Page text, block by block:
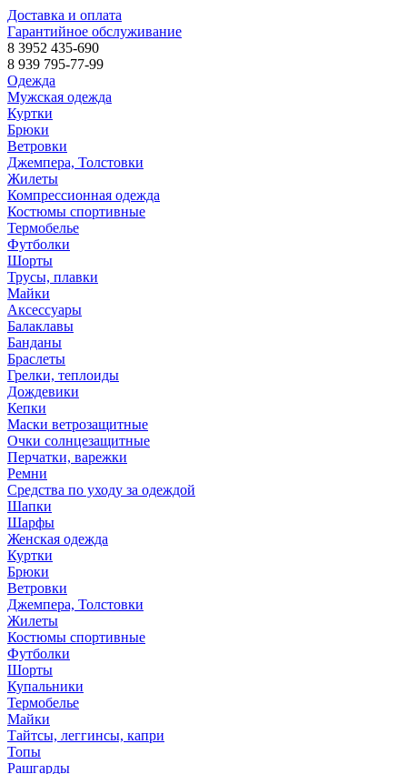
Доставка и оплата
Гарантийное обслуживание
8 3952 435-690
8 939 795-77-99
Одежда
Мужская одежда
Куртки
Брюки
Ветровки
Джемпера, Толстовки
Жилеты
Компрессионная одежда
Костюмы спортивные
Термобелье
Футболки
Шорты
Трусы, плавки
Майки
Аксессуары
Балаклавы
Банданы
Браслеты
Грелки, теплоиды
Дождевики
Кепки
Маски ветрозащитные
Очки солнцезащитные
Перчатки, варежки
Ремни
Средства по уходу за одеждой
Шапки
Шарфы
Женская одежда
Куртки
Брюки
Ветровки
Джемпера, Толстовки
Жилеты
Костюмы спортивные
Футболки
Шорты
Купальники
Термобелье
Майки
Тайтсы, леггинсы, капри
Топы
Рашгарды